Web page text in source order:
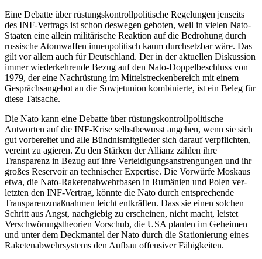
Eine Debatte über rüstungskontrollpolitische Regelungen jenseits
des INF-Vertrags ist schon deswegen geboten, weil in vielen Nato-
Staa­ten eine allein militärische Reak­tion auf die Bedrohung durch
russische Atomwaffen innenpolitisch kaum durchsetzbar wäre. Das
gilt vor allem auch für Deutschland. Der in der aktuellen Diskus­sion
immer wiederkehrende Bezug auf den Nato-Doppelbeschluss von
1979, der eine Nachrüstung im Mittelstreckenbereich mit einem
Gesprächsangebot an die Sowjet­union kombinierte, ist ein Beleg für
diese Tatsache.
Die Nato kann eine Debatte über rüstungskontrollpolitische
Antworten auf die INF-Krise selbstbewusst angehen, wenn sie sich
gut vorbereitet und alle Bündnis­mitglie­der sich darauf verpflichten,
vereint zu agieren. Zu den Stärken der Allianz zäh­len ihre
Transparenz in Bezug auf ihre Ver­teidigungsanstrengungen und ihr
großes Reservoir an technischer Expertise. Die Vor­würfe Moskaus
etwa, die Nato-Raketen­abwehrbasen in Rumänien und Polen ver­
letzten den INF-Vertrag, könnte die Nato durch entsprechende
Transparenzmaßnah­men leicht entkräften. Dass sie einen sol­chen
Schritt aus Angst, nachgiebig zu er­scheinen, nicht macht, leistet
Verschwörungstheorien Vorschub, die USA planten im Geheimen
und unter dem Deckmantel der Nato durch die Stationierung eines
Raketenabwehrsystems den Aufbau offen­siver Fähigkeiten.